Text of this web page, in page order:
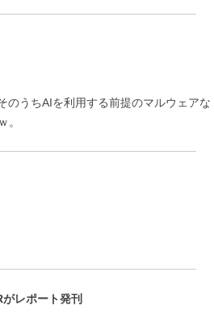
うちAIを利用する前提のマルウェアな
。
レポート発刊